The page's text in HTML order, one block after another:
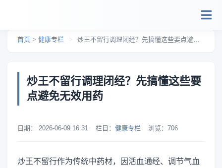
首页 > 健康专栏 > 炒王不留行调理闭经？先搞懂这些要点避免无效用药
炒王不留行调理闭经？先搞懂这些要
点避免无效用药
日期： 2026-06-09 16:31 栏目： 健康专栏 浏览： 706
炒王不留行作为传统中药材，因活血通经、调节气血